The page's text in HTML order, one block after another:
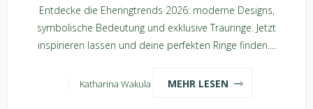
Entdecke die Eheringtrends 2026: moderne Designs,
symbolische Bedeutung und exklusive Trauringe. Jetzt
inspirieren lassen und deine perfekten Ringe finden....
Katharina Wakula MEHR LESEN